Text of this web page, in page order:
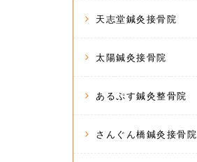
天志堂鍼灸接骨院
太陽鍼灸接骨院
あるぷす鍼灸整骨院
さんぐん橋鍼灸接骨院